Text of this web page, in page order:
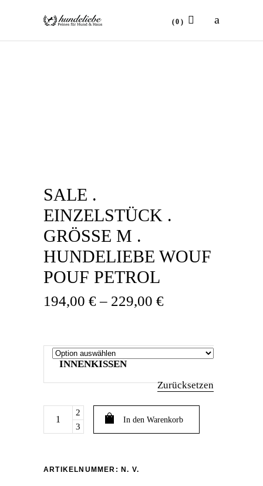
(0)
SALE .
EINZELSTÜCK .
GRÖSSE M . H
UNDELIEBE WOUF P
OUF PETROL
194,00 € – 229,00 €Preisspanne:
229,00 €
INNENKISSEN
Zurücksetzen
GRÖßE
In den Warenkorb
ARTIKELNUMMER: N. V.